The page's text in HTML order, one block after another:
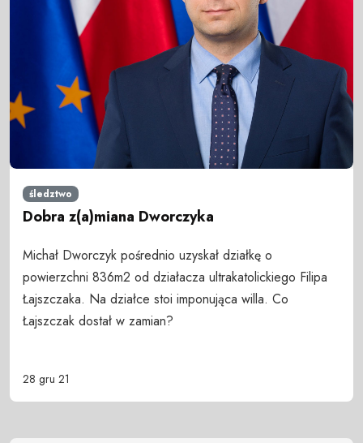
śledztwo
Dobra z(a)miana Dworczyka
Michał Dworczyk pośrednio uzyskał działkę o
powierzchni 836m2 od działacza ultrakatolickiego Filipa
Łajszczaka. Na działce stoi imponująca willa. Co
Łajszczak dostał w zamian?
28 gru 21